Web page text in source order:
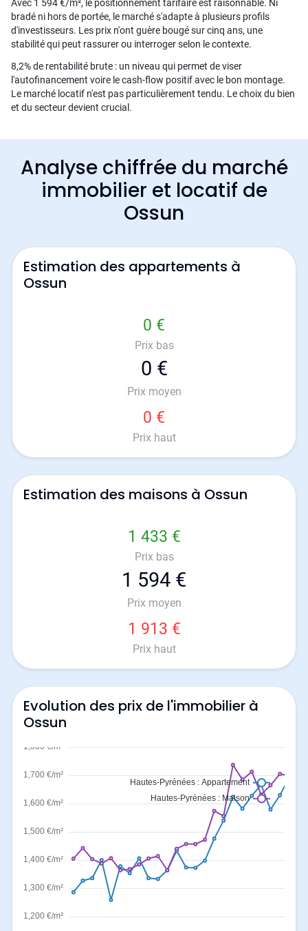
Avec 1 594 €/m², le positionnement tarifaire est raisonnable. Ni
bradé ni hors de portée, le marché s'adapte à plusieurs profils
d'investisseurs. Les prix n'ont guère bougé sur cinq ans, une
stabilité qui peut rassurer ou interroger selon le contexte.
8,2% de rentabilité brute : un niveau qui permet de viser
l'autofinancement voire le cash-flow positif avec le bon montage.
Le marché locatif n'est pas particulièrement tendu. Le choix du bien
et du secteur devient crucial.
Analyse chiffrée du marché
immobilier et locatif de
Ossun
Estimation des appartements à
Ossun
0 €
Prix bas
0 €
Prix moyen
0 €
Prix haut
Estimation des maisons à Ossun
1 433 €
Prix bas
1 594 €
Prix moyen
1 913 €
Prix haut
Evolution des prix de l'immobilier à
Ossun